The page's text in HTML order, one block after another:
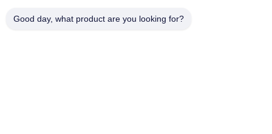
Kiểm Soát Chất Lượng
Good day, what product are you looking for?